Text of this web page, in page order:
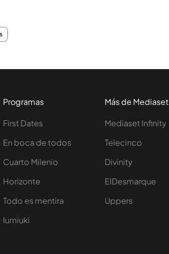
Programas
First Dates
En boca de todos
Cuarto Milenio
Horizonte
Todo es mentira
Iumiuki
Más de Mediaset
Mediaset Infinity
Telecinco
Divinity
ElDesmarque
Uppers